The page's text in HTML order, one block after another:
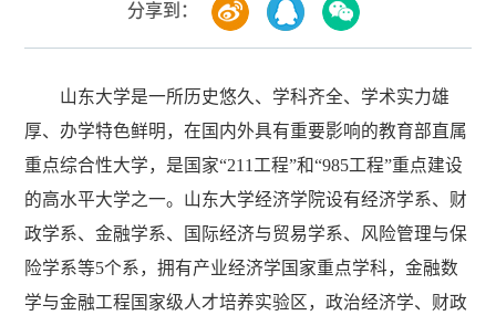
分享到：
山东大学是一所历史悠久、学科齐全、学术实力雄
厚、办学特色鲜明，在国内外具有重要影响的教育部直属
重点综合性大学，是国家“211工程”和“985工程”重点建设
的高水平大学之一。山东大学经济学院设有经济学系、财
政学系、金融学系、国际经济与贸易学系、风险管理与保
险学系等5个系，拥有产业经济学国家重点学科，金融数
学与金融工程国家级人才培养实验区，政治经济学、财政